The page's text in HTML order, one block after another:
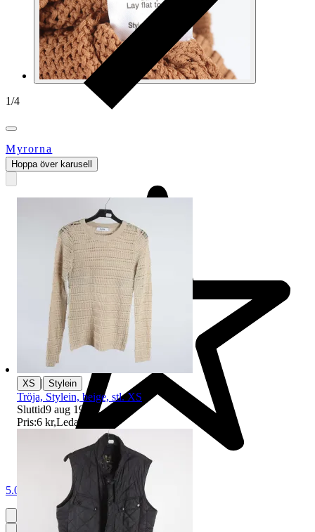
1/4
Myrorna
5.0
Hoppa över karusell
XS | Stylein
Tröja, Stylein, beige, stl. XS
Sluttid9 aug 19:36 .
Pris:6 kr,Ledande bud